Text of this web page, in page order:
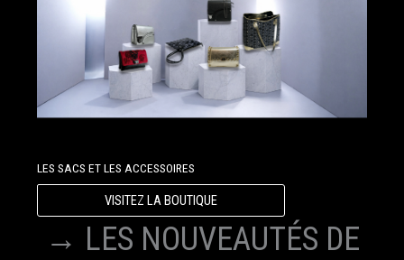
LES SACS ET LES ACCESSOIRES
VISITEZ LA BOUTIQUE
→ LES NOUVEAUTÉS DE